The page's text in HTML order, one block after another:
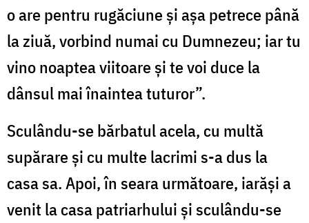
o are pentru rugăciune și așa petrece până
la ziuă, vorbind numai cu Dumnezeu; iar tu
vino noaptea viitoare și te voi duce la
dânsul mai înaintea tuturor”.
Sculându-se bărbatul acela, cu multă
supărare și cu multe lacrimi s-a dus la
casa sa. Apoi, în seara următoare, iarăși a
venit la casa patriarhului și sculându-se